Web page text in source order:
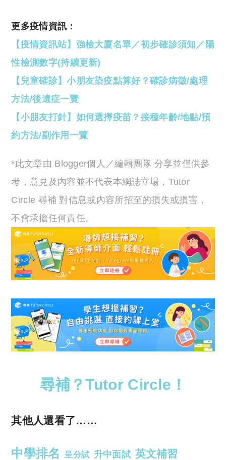
更多疫情資訊：
【疫情資訊站】強檢大廈名單／初步確診須知／陽
性檢測數字(持續更新)
【兒童確診】小朋友染疫點算好？確診病徵/處理
方法/後遺症一覽
【小朋友打針】如何選擇疫苗？接種年齡/地點/預
約方法/副作用一覽
*此文章由 Blogger個人／編輯團隊 分享並僅供參
考，意見及內容並不代表本網誌立場，Tutor
Circle 尋補 對信息或內容所招至的損失或損害，
不會承擔任何責任。
尋補？Tutor Circle！
其他人還看了……
中學排名 呈分試 升中面試 英文補習